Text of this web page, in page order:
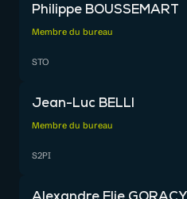
Philippe BOUSSEMART
Membre du bureau
STO
Jean-Luc BELLI
Membre du bureau
S2PI